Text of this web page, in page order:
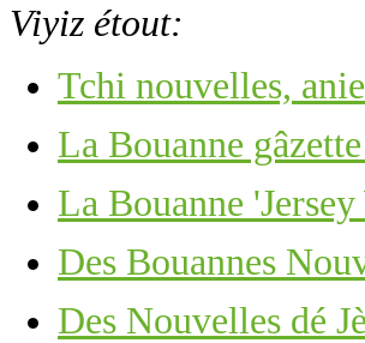
Viyiz étout:
Tchi nouvelles,
La Bouanne
La Bouanne
Des Bouannes
Des Nouvelles dé